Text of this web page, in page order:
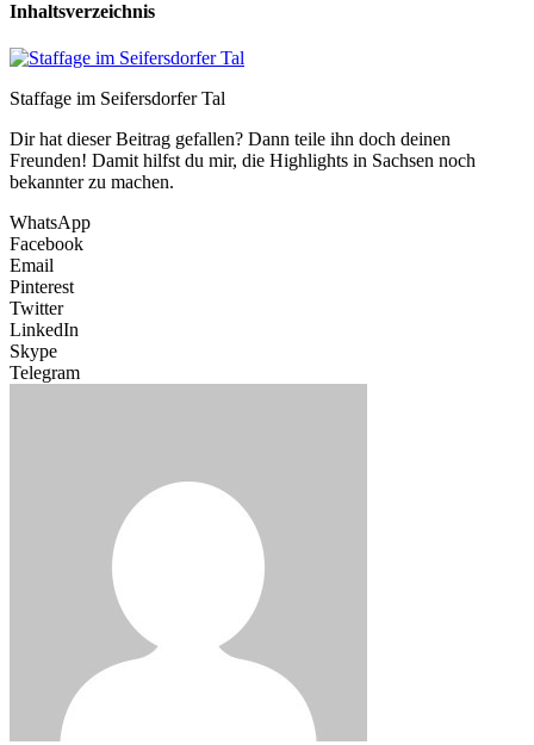
Inhaltsverzeichnis
Staffage im Seifersdorfer Tal
Dir hat dieser Beitrag gefallen? Dann teile ihn doch deinen
Freunden! Damit hilfst du mir, die Highlights in Sachsen noch
bekannter zu machen.
WhatsApp
Facebook
Email
Pinterest
Twitter
LinkedIn
Skype
Telegram